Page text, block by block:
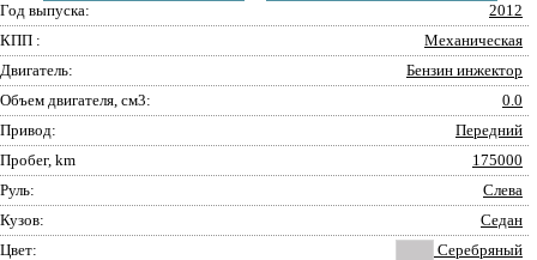
Год выпуска:
2012
КПП :
Механическая
Двигатель:
Бензин инжектор
Объем двигателя, см3:
0.0
Привод:
Передний
Пробег, km
175000
Руль:
Слева
Кузов:
Седан
Цвет:
Серебряный